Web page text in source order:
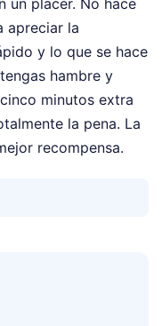
un placer. No hace
apreciar la
y lo que se hace
hambre y
minutos extra
la pena. La
recompensa.